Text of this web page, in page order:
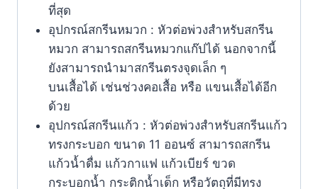
ที่สุด
อุปกรณ์สกรีนหมวก : หัวต่อพ่วงสำหรับสกรีน
หมวก สามารถสกรีนหมวกแก๊ปได้ นอกจากนี้
ยังสามารถนำมาสกรีนตรงจุดเล็ก ๆ
บนเสื้อได้ เช่นช่วงคอเสื้อ หรือ แขนเสื้อได้อีก
ด้วย
อุปกรณ์สกรีนแก้ว : หัวต่อพ่วงสำหรับสกรีนแก้ว
ทรงกระบอก ขนาด 11 ออนซ์ สามารถสกรีน
แก้วน้ำดื่ม แก้วกาแฟ แก้วเบียร์ ขวด
กระบอกน้ำ กระติกน้ำเด็ก หรือวัตถุที่มีทรง